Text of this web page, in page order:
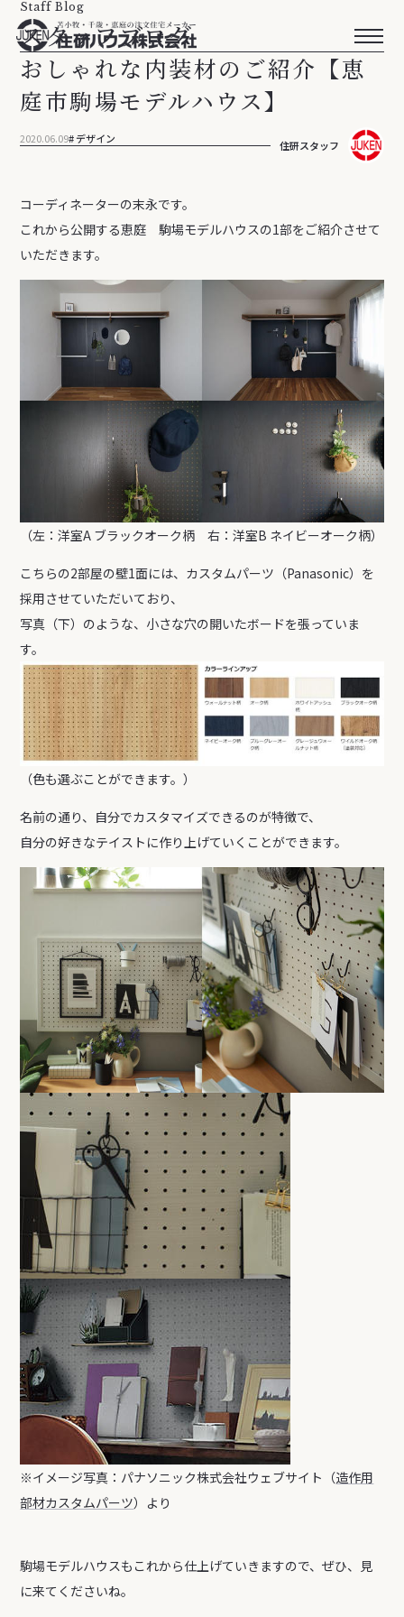
Staff Blog
スタッフブログ
おしゃれな内装材のご紹介【恵
庭市駒場モデルハウス】
2020.06.09 デザイン 住研スタッフ
コーディネーターの末永です。
これから公開する恵庭 駒場モデルハウスの1部をご紹介させて
いただきます。
（左：洋室A ブラックオーク柄 右：洋室B ネイビーオーク柄）
こちらの2部屋の壁1面には、カスタムパーツ（Panasonic）を
採用させていただいており、
写真（下）のような、小さな穴の開いたボードを張っていま
す。
（色も選ぶことができます。）
名前の通り、自分でカスタマイズできるのが特徴で、
自分の好きなテイストに作り上げていくことができます。
※イメージ写真：パナソニック株式会社ウェブサイト（造作用
部材カスタムパーツ）より
駒場モデルハウスもこれから仕上げていきますので、ぜひ、見
に来てくださいね。